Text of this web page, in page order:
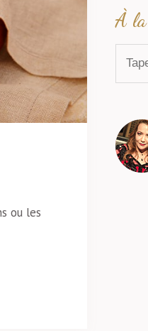
ou les
À la